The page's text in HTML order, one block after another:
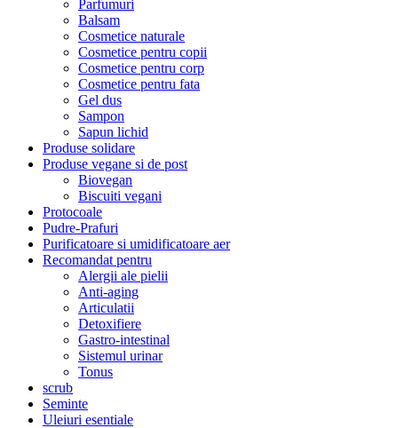
Parfumuri
Balsam
Cosmetice naturale
Cosmetice pentru copii
Cosmetice pentru corp
Cosmetice pentru fata
Gel dus
Sampon
Sapun lichid
Produse solidare
Produse vegane si de post
Biovegan
Biscuiti vegani
Protocoale
Pudre-Prafuri
Purificatoare si umidificatoare aer
Recomandat pentru
Alergii ale pielii
Anti-aging
Articulatii
Detoxifiere
Gastro-intestinal
Sistemul urinar
Tonus
scrub
Seminte
Uleiuri esentiale